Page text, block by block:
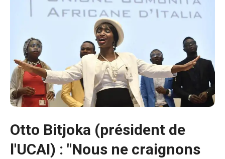
Otto Bitjoka (président de
l'UCAI) : "Nous ne craignons